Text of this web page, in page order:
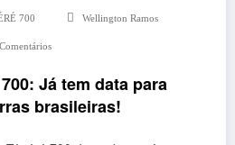
700 Wellington Ramos
Já tem data para
brasileiras!